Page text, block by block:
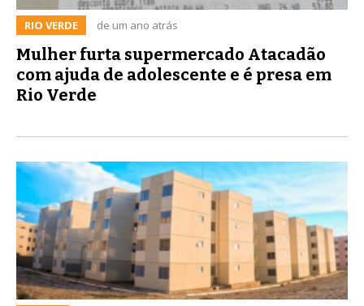
RIO VERDE de um ano atrás
Mulher furta supermercado Atacadão
com ajuda de adolescente e é presa em
Rio Verde